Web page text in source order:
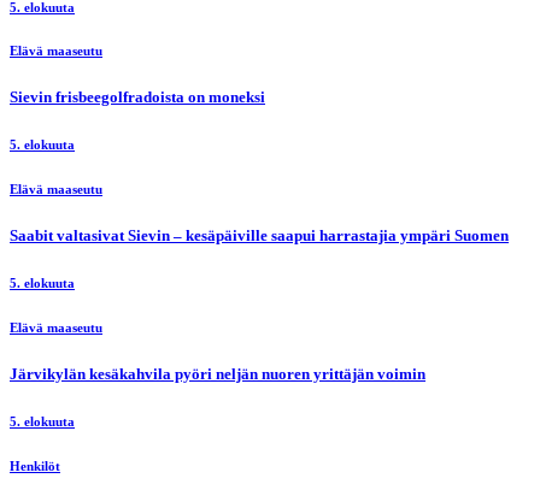
5. elokuuta
Elävä maaseutu
Sievin frisbeegolfradoista on moneksi
5. elokuuta
Elävä maaseutu
Saabit valtasivat Sievin – kesäpäiville saapui harrastajia ympäri Suomen
5. elokuuta
Elävä maaseutu
Järvikylän kesäkahvila pyöri neljän nuoren yrittäjän voimin
5. elokuuta
Henkilöt